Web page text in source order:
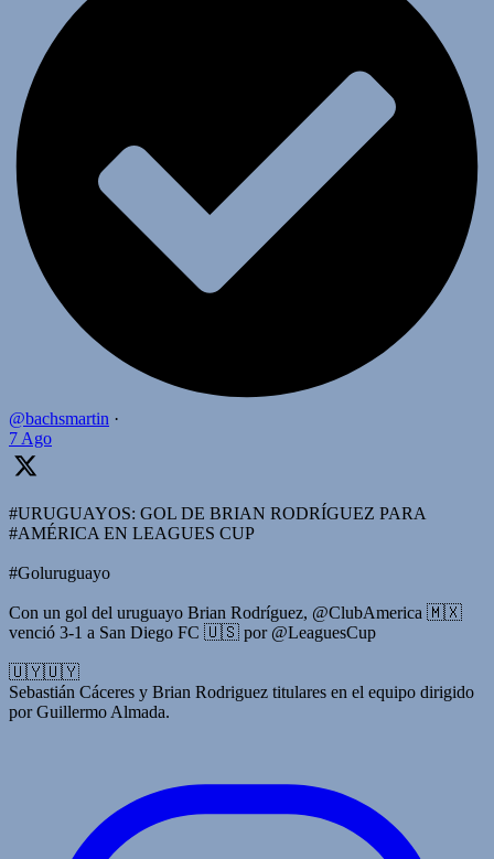
@bachsmartin ·
7 Ago
#URUGUAYOS: GOL DE BRIAN RODRÍGUEZ PARA
#AMÉRICA EN LEAGUES CUP
#Goluruguayo
Con un gol del uruguayo Brian Rodríguez, @ClubAmerica 🇲🇽
venció 3-1 a San Diego FC 🇺🇸 por @LeaguesCup
🇺🇾🇺🇾
Sebastián Cáceres y Brian Rodriguez titulares en el equipo dirigido
por Guillermo Almada.